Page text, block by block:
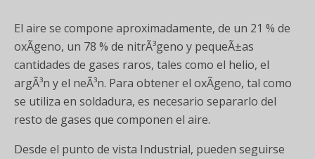
El aire se compone aproximadamente, de un 21 % de
oxÃ­geno, un 78 % de nitrÃ³geno y pequeÃ±as
cantidades de gases raros, tales como el helio, el
argÃ³n y el neÃ³n. Para obtener el oxÃ­geno, tal como
se utiliza en soldadura, es necesario separarlo del
resto de gases que componen el aire.
Desde el punto de vista Industrial, pueden seguirse